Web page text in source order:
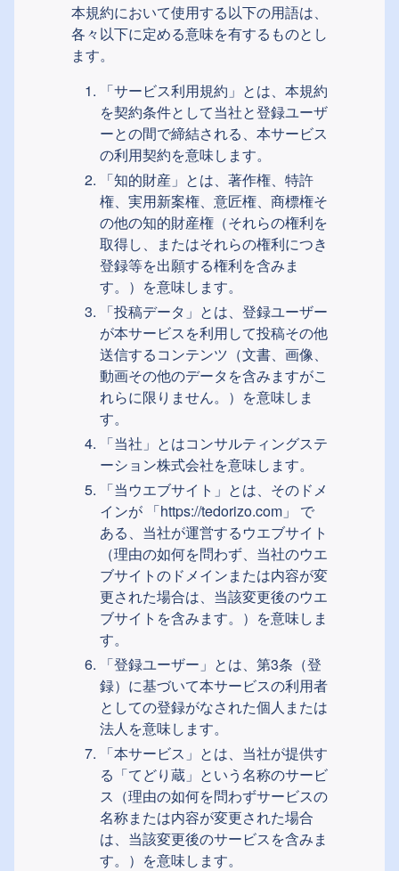
本規約において使用する以下の用語は、
各々以下に定める意味を有するものとし
ます。
「サービス利用規約」とは、本規約
を契約条件として当社と登録ユーザ
ーとの間で締結される、本サービス
の利用契約を意味します。
「知的財産」とは、著作権、特許
権、実用新案権、意匠権、商標権そ
の他の知的財産権（それらの権利を
取得し、またはそれらの権利につき
登録等を出願する権利を含みま
す。）を意味します。
「投稿データ」とは、登録ユーザー
が本サービスを利用して投稿その他
送信するコンテンツ（文書、画像、
動画その他のデータを含みますがこ
れらに限りません。）を意味しま
す。
「当社」とはコンサルティングステ
ーション株式会社を意味します。
「当ウエブサイト」とは、そのドメ
インが 「https://tedorizo.com」
で
ある、当社が運営するウエブサイト
（理由の如何を問わず、当社のウエ
ブサイトのドメインまたは内容が変
更された場合は、当該変更後のウエ
ブサイトを含みます。）を意味しま
す。
「登録ユーザー」とは、第3条（登
録）に基づいて本サービスの利用者
としての登録がなされた個人または
法人を意味します。
「本サービス」とは、当社が提供す
る「てどり蔵」という名称のサービ
ス（理由の如何を問わずサービスの
名称または内容が変更された場合
は、当該変更後のサービスを含みま
す。）を意味します。